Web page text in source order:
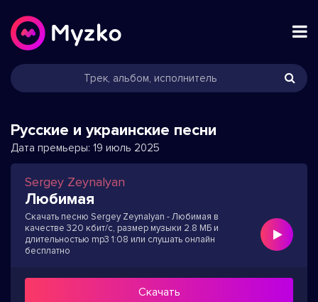
Русские и украинские песни
Дата премьеры: 19 июль 2025
Sergey Zeynalyan
Любимая
Скачать песню Sergey Zeynalyan - Любимая в
качестве 320 кбит/с, размер музыки 2.8 МБ и
длительностью mp3 1:08 или слушать онлайн
бесплатно
Скачать